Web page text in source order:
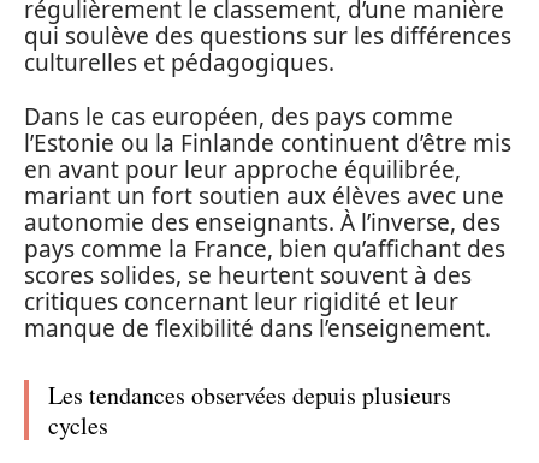
régulièrement le classement, d’une manière
qui soulève des questions sur les différences
culturelles et pédagogiques.
Dans le cas européen, des pays comme
l’Estonie ou la Finlande continuent d’être mis
en avant pour leur approche équilibrée,
mariant un fort soutien aux élèves avec une
autonomie des enseignants. À l’inverse, des
pays comme la France, bien qu’affichant des
scores solides, se heurtent souvent à des
critiques concernant leur rigidité et leur
manque de flexibilité dans l’enseignement.
Les tendances observées depuis plusieurs
cycles